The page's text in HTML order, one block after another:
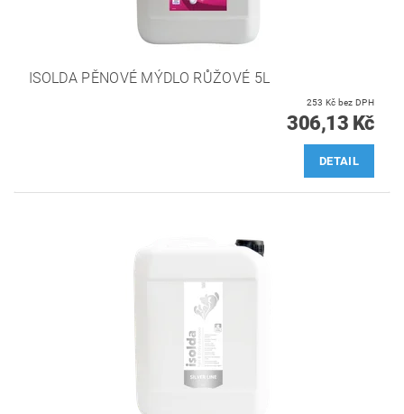
ISOLDA PĚNOVÉ MÝDLO RŮŽOVÉ 5L
253 Kč bez DPH
306,13 Kč
DETAIL